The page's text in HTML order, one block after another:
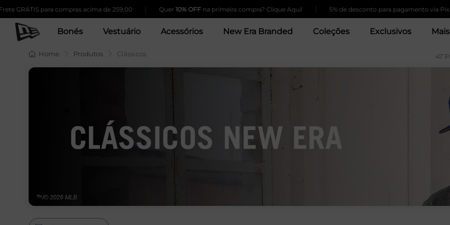
para compras acima de 259,00 | Quer 10% OFFna primeira compra? Clique Aqui! | 5% de desconto para pagamento via Pix |
Bonés Vestuário Acessórios New Era Branded Coleções Exclusivos
Home Produtos Clássicos 47